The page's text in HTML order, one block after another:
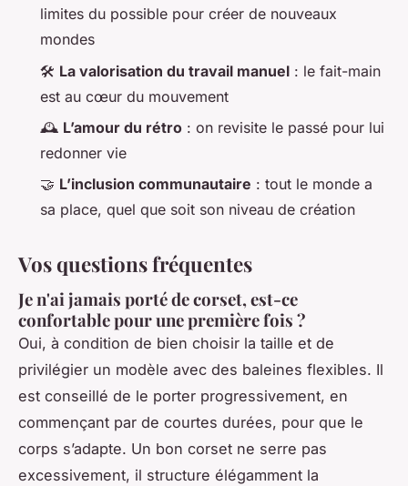
limites du possible pour créer de nouveaux
mondes
🛠️ La valorisation du travail manuel : le fait-main
est au cœur du mouvement
🕰️ L’amour du rétro : on revisite le passé pour lui
redonner vie
🤝 L’inclusion communautaire : tout le monde a
sa place, quel que soit son niveau de création
Vos questions fréquentes
Je n'ai jamais porté de corset, est-ce
confortable pour une première fois ?
Oui, à condition de bien choisir la taille et de
privilégier un modèle avec des baleines flexibles. Il
est conseillé de le porter progressivement, en
commençant par de courtes durées, pour que le
corps s’adapte. Un bon corset ne serre pas
excessivement, il structure élégamment la